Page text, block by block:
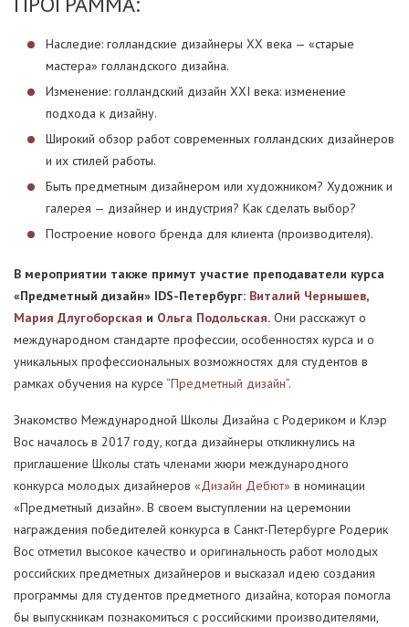
Наследие: голландские дизайнеры XX века — «старые
мастера» голландского дизайна.
Изменение: голландский дизайн XXI века: изменение
подхода к дизайну.
Широкий обзор работ современных голландских дизайнеров
и их стилей работы.
Быть предметным дизайнером или художником? Художник и
галерея — дизайнер и индустрия? Как сделать выбор?
Построение нового бренда для клиента (производителя).
В мероприятии также примут участие преподаватели курса
«Предметный дизайн» IDS-Петербург: Виталий Чернышев,
Мария Длугоборская и Ольга Подольская. Они расскажут о
международном стандарте профессии, особенностях курса и о
уникальных профессиональных возможностях для студентов в
рамках обучения на курсе “Предметный дизайн”.
Знакомство Международной Школы Дизайна с Родериком и Клэр
Вос началось в 2017 году, когда дизайнеры откликнулись на
приглашение Школы стать членами жюри международного
конкурса молодых дизайнеров «Дизайн Дебют» в номинации
«Предметный дизайн». В своем выступлении на церемонии
награждения победителей конкурса в Санкт-Петербурге Родерик
Вос отметил высокое качество и оригинальность работ молодых
российских предметных дизайнеров и высказал идею создания
программы для студентов предметного дизайна, которая помогла
бы выпускникам познакомиться с российскими производителями,